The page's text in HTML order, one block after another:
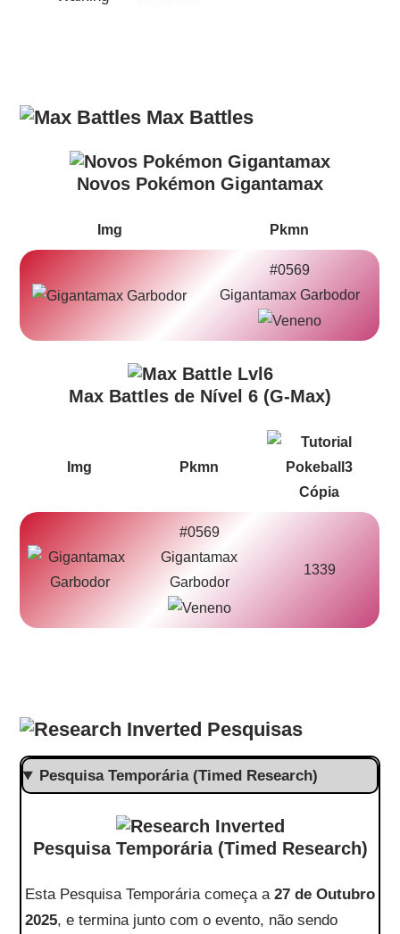
Max Battles
Novos Pokémon Gigantamax
Img Pkmn
#0569
Gigantamax Garbodor
Max Battles de Nível 6 (G-Max)
Img Pkmn
#0569
Gigantamax
Garbodor
1339
Pesquisas
Pesquisa Temporária (Timed Research)
Pesquisa Temporária (Timed Research)
Esta Pesquisa Temporária começa a 27 de Outubro
2025, e termina junto com o evento, não sendo